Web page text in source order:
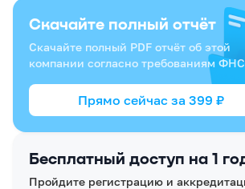
Бесплатный доступ на 1
Пройдите регистрацию и
Скачайте полный отчёт
Скачайте полный PDF отчёт об этой
компании согласно требованиям ФНС
Прямо сейчас за 399 ₽